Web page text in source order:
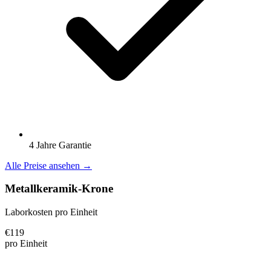
4 Jahre Garantie
Alle Preise ansehen →
Metallkeramik-Krone
Laborkosten pro Einheit
€119
pro Einheit